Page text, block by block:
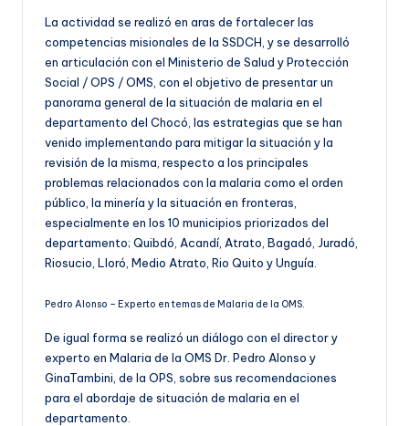
La actividad se realizó en aras de fortalecer las
competencias misionales de la SSDCH, y se desarrolló
en articulación con el Ministerio de Salud y Protección
Social / OPS / OMS, con el objetivo de presentar un
panorama general de la situación de malaria en el
departamento del Chocó, las estrategias que se han
venido implementando para mitigar la situación y la
revisión de la misma, respecto a los principales
problemas relacionados con la malaria como el orden
público, la minería y la situación en fronteras,
especialmente en los 10 municipios priorizados del
departamento; Quibdó, Acandí, Atrato, Bagadó, Juradó,
Riosucio, Lloró, Medio Atrato, Rio Quito y Unguía.
Pedro Alonso – Experto en temas de Malaria de la OMS.
De igual forma se realizó un diálogo con el director y
experto en Malaria de la OMS Dr. Pedro Alonso y
GinaTambini, de la OPS, sobre sus recomendaciones
para el abordaje de situación de malaria en el
departamento.